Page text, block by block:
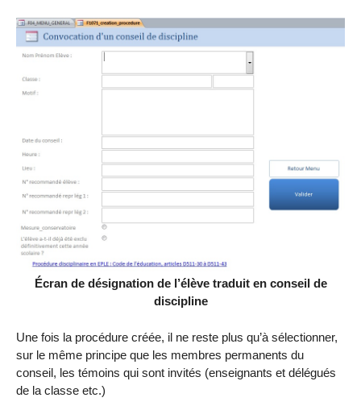
Écran de désignation de l’élève traduit en conseil de
discipline
Une fois la procédure créée, il ne reste plus qu’à sélectionner,
sur le même principe que les membres permanents du
conseil, les témoins qui sont invités (enseignants et délégués
de la classe etc.)